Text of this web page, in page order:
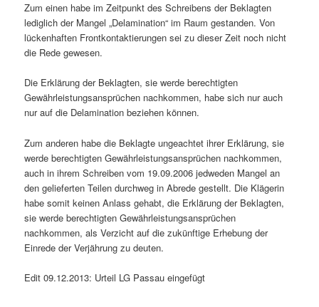
Zum einen habe im Zeitpunkt des Schreibens der Beklagten
lediglich der Mangel „Delamination“ im Raum gestanden. Von
lückenhaften Frontkontaktierungen sei zu dieser Zeit noch nicht
die Rede gewesen.
Die Erklärung der Beklagten, sie werde berechtigten
Gewährleistungsansprüchen nachkommen, habe sich nur auch
nur auf die Delamination beziehen können.
Zum anderen habe die Beklagte ungeachtet ihrer Erklärung, sie
werde berechtigten Gewährleistungsansprüchen nachkommen,
auch in ihrem Schreiben vom 19.09.2006 jedweden Mangel an
den gelieferten Teilen durchweg in Abrede gestellt. Die Klägerin
habe somit keinen Anlass gehabt, die Erklärung der Beklagten,
sie werde berechtigten Gewährleistungsansprüchen
nachkommen, als Verzicht auf die zukünftige Erhebung der
Einrede der Verjährung zu deuten.
Edit 09.12.2013: Urteil LG Passau eingefügt